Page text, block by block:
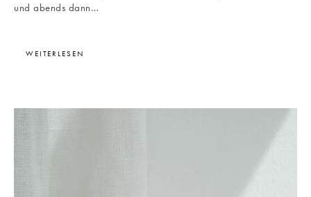
und abends dann…
WEITERLESEN